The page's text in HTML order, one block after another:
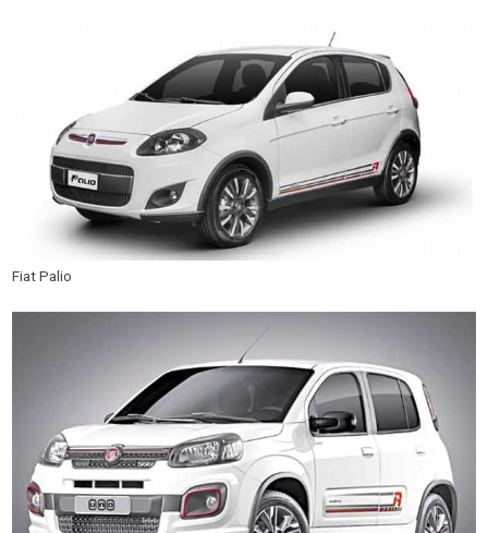
Fiat Palio